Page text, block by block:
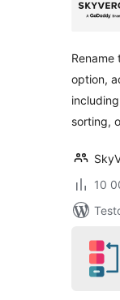
option,
sorting,
10